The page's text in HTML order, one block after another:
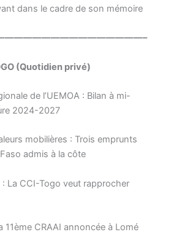
dans le cadre de son mémoire
(Quotidien privé)
de l’UEMOA : Bilan à mi-
2024-2027
mobilières : Trois emprunts
admis à la côte
La CCI-Togo veut rapprocher
11ème CRAAI annoncée à Lomé